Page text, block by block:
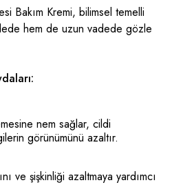
Bakım Kremi, bilimsel temelli
hem de uzun vadede gözle
nem sağlar, cildi
görünümünü azaltır.
ve şişkinliği azaltmaya yardımcı